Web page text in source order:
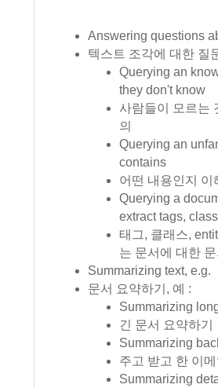
Answering questions
텍스트 조각에 대한 질
Querying an
they don't know
사람들이 모르는
의
Querying an
contains
어떤 내용인지 이
Querying a
extract tags,
태그, 클래스,
는 문서에 대한
Summarizing text, e.g.
문서 요약하기, 예 :
Summarizing
긴 문서 요약하기
Summarizing
주고 받고 한 이
Summarizing